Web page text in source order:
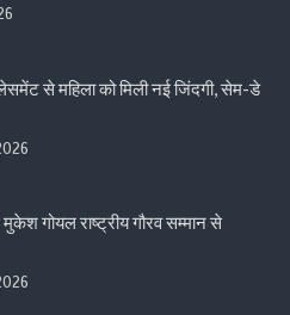
से महिला को मिली नई जिंदगी, सेम-डे
मुकेश गोयल राष्ट्रीय गौरव सम्मान से